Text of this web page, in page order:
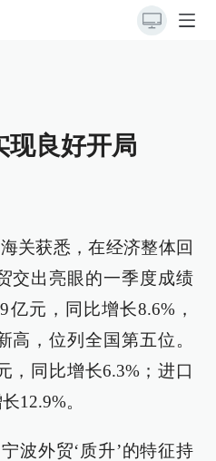
现良好开局
关获悉，在经济整体回
交出亮眼的一季度成绩
元，同比增长8.6%，
高，位列全国第五位。
，同比增长6.3%；进口
12.9%。
波外贸‘质升’的特征持